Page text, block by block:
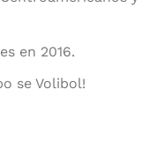
en 2016.
se Volibol!